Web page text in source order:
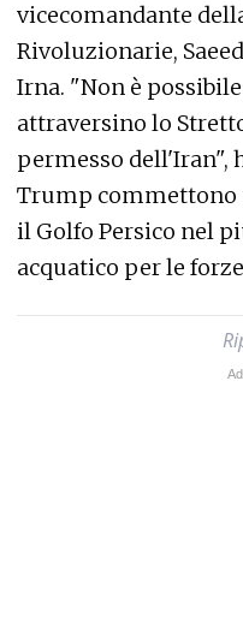
vicecomandante
Rivoluzionarie,
Irna. "Non è
attraversino lo
permesso dell'Iran",
Trump commettono
il Golfo Persico nel
acquatico per le